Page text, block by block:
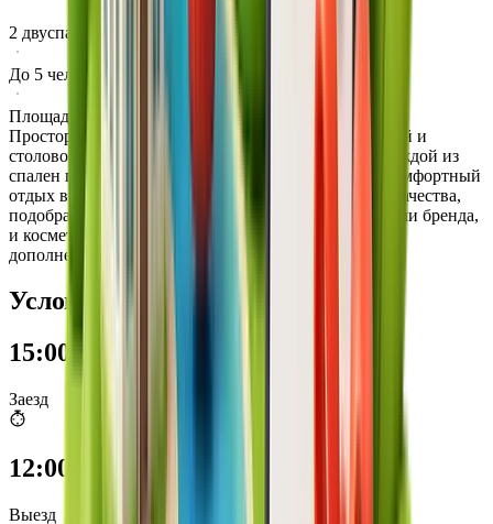
2 двуспальных кровати
До 5 человек
Площадь 101 м²
Просторные апартаменты с двумя спальнями, кухней и
столовой зоной, уютной гостиной для отдыха. В каждой из
спален предусмотено рабочее место. Гостей ждёт комфортный
отдых в номере, а постельное бельё премиального качества,
подобранное в соответствии с высокими стандартами бренда,
и косметика известных марок станут прекрасным
дополнением.
Условия проживания
15:00
Заезд
12:00
Выезд